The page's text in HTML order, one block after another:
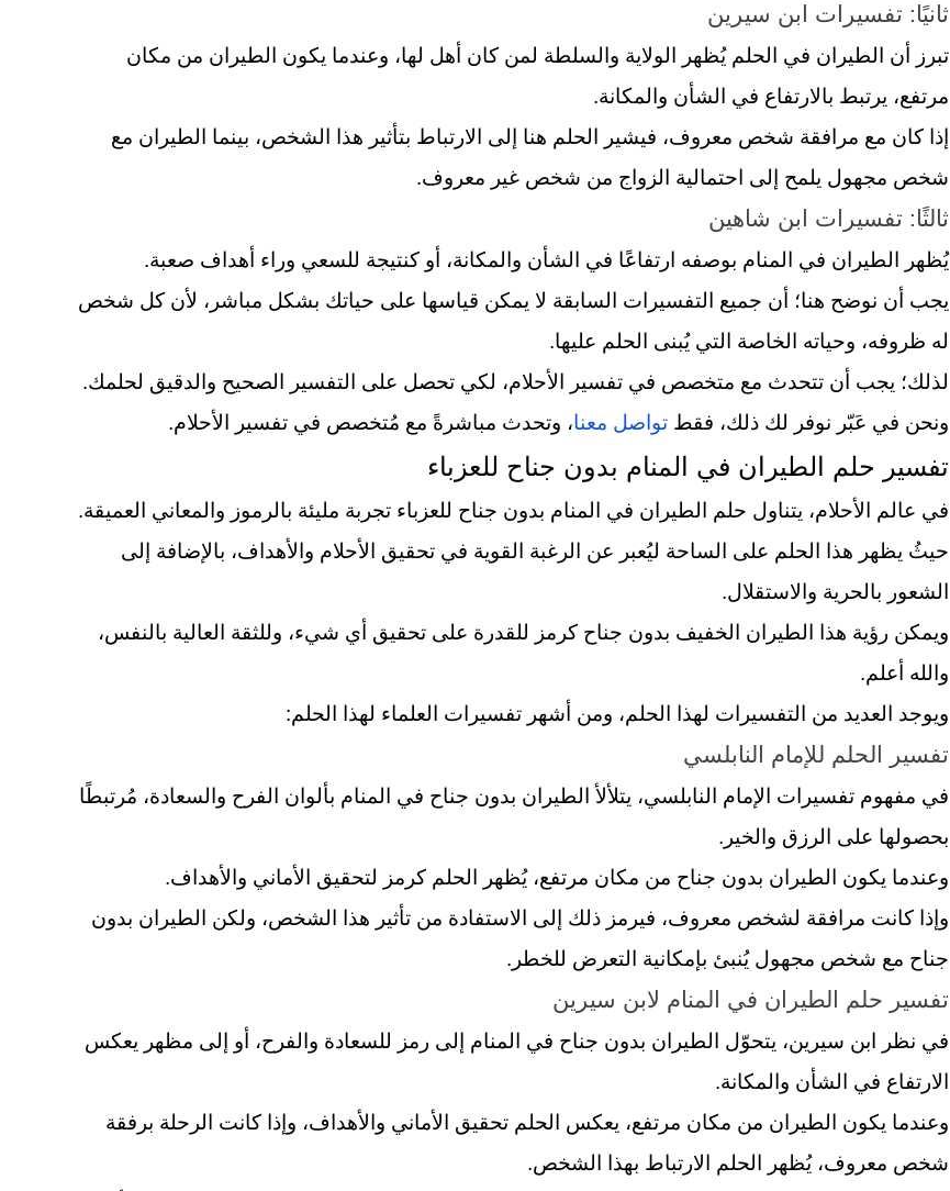
ثانيًا: تفسيرات ابن سيرين
تبرز أن الطيران في الحلم يُظهر الولاية والسلطة لمن كان أهل لها، وعندما يكون الطيران من مكان
مرتفع، يرتبط بالارتفاع في الشأن والمكانة.
إذا كان مع مرافقة شخص معروف، فيشير الحلم هنا إلى الارتباط بتأثير هذا الشخص، بينما الطيران مع
شخص مجهول يلمح إلى احتمالية
الزواج من شخص غير معروف.
ثالثًا: تفسيرات ابن شاهين
يُظهر الطيران في المنام بوصفه ارتفاعًا في الشأن والمكانة، أو كنتيجة للسعي وراء أهداف صعبة.
يجب أن نوضح هنا؛ أن جميع التفسيرات السابقة لا يمكن قياسها على حياتك بشكل مباشر، لأن كل شخص
له ظروفه، وحياته الخاصة التي يُبنى الحلم عليها.
لذلك؛ يجب أن تتحدث مع متخصص في تفسير الأحلام، لكي تحصل على التفسير الصحيح والدقيق لحلمك.
ونحن في عَبّر نوفر لك ذلك، فقط تواصل معنا، وتحدث مباشرةً مع مُتخصص في تفسير الأحلام.
تفسير حلم الطيران في المنام بدون جناح للعزباء
في عالم الأحلام، يتناول حلم الطيران في المنام بدون جناح للعزباء تجربة مليئة بالرموز والمعاني العميقة.
حيثُ يظهر هذا الحلم على الساحة ليُعبر عن الرغبة القوية في تحقيق الأحلام والأهداف، بالإضافة إلى
الشعور بالحرية والاستقلال.
ويمكن رؤية هذا الطيران الخفيف بدون جناح كرمز للقدرة على تحقيق أي شيء، وللثقة العالية بالنفس،
والله أعلم.
ويوجد العديد من التفسيرات لهذا الحلم، ومن أشهر تفسيرات العلماء لهذا الحلم:
تفسير الحلم للإمام النابلسي
في مفهوم تفسيرات الإمام النابلسي، يتلألأ الطيران بدون جناح في المنام بألوان الفرح والسعادة، مُرتبطًا
بحصولها على الرزق والخير.
وعندما يكون الطيران بدون جناح من مكان مرتفع، يُظهر الحلم كرمز لتحقيق الأماني والأهداف.
وإذا كانت مرافقة لشخص معروف، فيرمز ذلك إلى الاستفادة من تأثير هذا الشخص، ولكن الطيران بدون
جناح مع شخص مجهول يُنبئ بإمكانية التعرض للخطر.
تفسير حلم الطيران في المنام لابن سيرين
في نظر ابن سيرين، يتحوّل الطيران بدون جناح في المنام إلى رمز للسعادة والفرح، أو إلى مظهر يعكس
الارتفاع في الشأن والمكانة.
وعندما يكون الطيران من مكان مرتفع، يعكس الحلم تحقيق الأماني والأهداف، وإذا كانت الرحلة برفقة
شخص معروف، يُظهر الحلم الارتباط بهذا الشخص.